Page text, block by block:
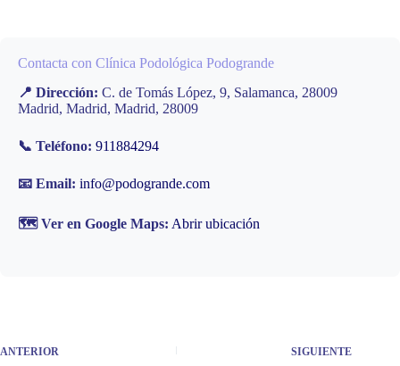
Contacta con Clínica Podológica Podogrande
📍 Dirección: C. de Tomás López, 9, Salamanca, 28009
Madrid, Madrid, Madrid, 28009
📞 Teléfono: 911884294
📧 Email: info@podogrande.com
🗺️ Ver en Google Maps: Abrir ubicación
ANTERIOR SIGUIENTE